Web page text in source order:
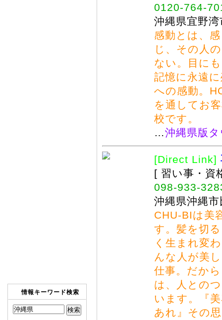
情報キーワード検索
0120-764-
沖縄県宜野
感動とは、
じ、その人
ない。目に
記憶に永遠
への感動。
を通してお
校です。
…沖縄県版
[Direct Link]
[ 習い事・
098-933-
沖縄県沖縄
CHU-BIは美
す。髪を切
く生まれ変
んな人が美
仕事。だか
は、人との
います。『
あれ』その